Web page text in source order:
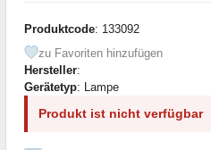
Produktcode: 133092
zu Favoriten hinzufügen
Hersteller:
Gerätetyp: Lampe
Produkt ist nicht verfügbar